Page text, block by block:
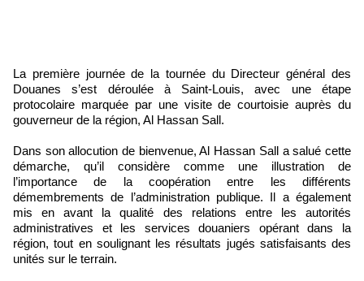
La première journée de la tournée du Directeur général des
Douanes s’est déroulée à Saint-Louis, avec une étape
protocolaire marquée par une visite de courtoisie auprès du
gouverneur de la région, Al Hassan Sall.
Dans son allocution de bienvenue, Al Hassan Sall a salué cette
démarche, qu’il considère comme une illustration de
l’importance de la coopération entre les différents
démembrements de l’administration publique. Il a également
mis en avant la qualité des relations entre les autorités
administratives et les services douaniers opérant dans la
région, tout en soulignant les résultats jugés satisfaisants des
unités sur le terrain.